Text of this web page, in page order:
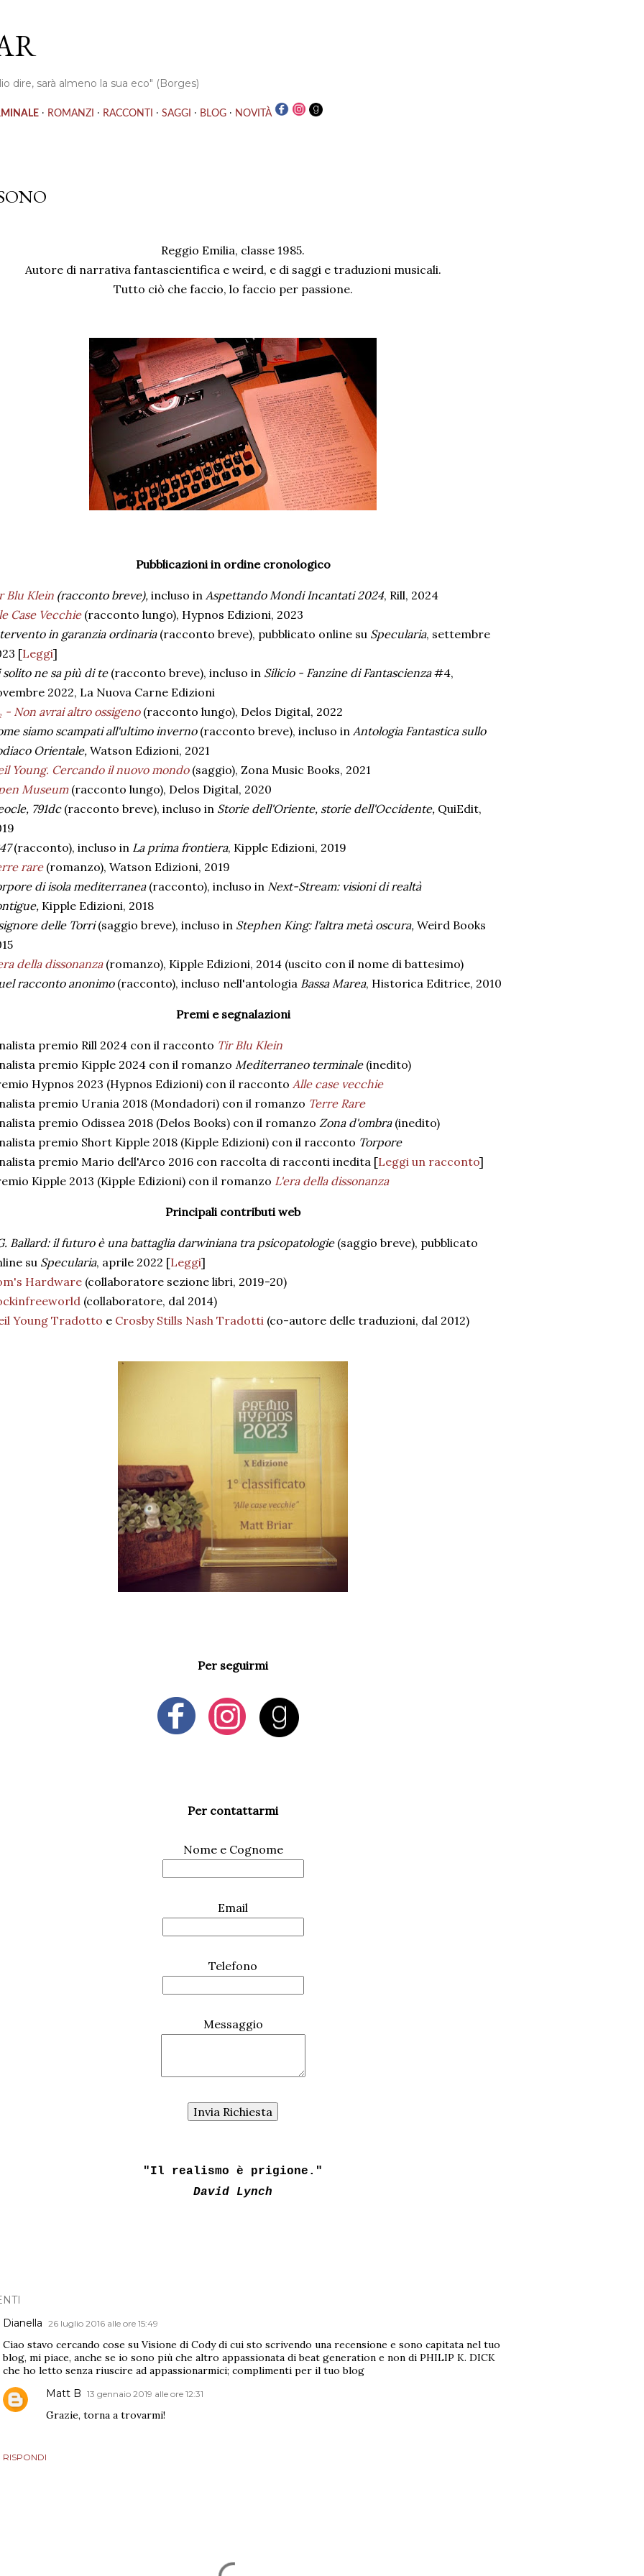
dire, sarà almeno la sua eco" (Borges)
· ROMANZI · RACCONTI · SAGGI · BLOG · NOVITÀ
Reggio Emilia, classe 1985.
Autore di narrativa fantascientifica e weird, e di saggi e traduzioni musicali.
Tutto ciò che faccio, lo faccio per passione.
Pubblicazioni in ordine cronologico
Blu Klein (racconto breve), incluso in Aspettando Mondi Incantati 2024, Rill, 2024
Case Vecchie(racconto lungo), Hypnos Edizioni, 2023
in garanzia ordinaria(racconto breve), pubblicato online su Specularia, settembre
[Leggi]
solito ne sa più di te (racconto breve), incluso in Silicio - Fanzine di Fantascienza#4,
2022, La Nuova Carne Edizioni
- Non avrai altro ossigeno(racconto lungo), Delos Digital, 2022
siamo scampati all'ultimo inverno(racconto breve), incluso in Antologia Fantastica sullo
Orientale, Watson Edizioni, 2021
Young. Cercando il nuovo mondo(saggio), Zona Music Books, 2021
Museum (racconto lungo), Delos Digital, 2020
791dc(racconto breve), incluso in Storie dell'Oriente, storie dell'Occidente, QuiEdit,
(racconto), incluso in La prima frontiera, Kipple Edizioni, 2019
rare(romanzo), Watson Edizioni, 2019
di isola mediterranea (racconto), incluso in Next-Stream: visioni di realtà
Kipple Edizioni, 2018
delle Torri(saggio breve), incluso in Stephen King: l'altra metà oscura, Weird Books
della dissonanza (romanzo), Kipple Edizioni, 2014 (uscito con il nome di battesimo)
racconto anonimo (racconto), incluso nell'antologia Bassa Marea, Historica Editrice, 2010
Premi e segnalazioni
premio Rill 2024 con il racconto Tir Blu Klein
premio Kipple 2024 con il romanzo Mediterraneo terminale (inedito)
Hypnos 2023 (Hypnos Edizioni) con il racconto Alle case vecchie
premio Urania 2018 (Mondadori) con il romanzo Terre Rare
premio Odissea 2018 (Delos Books) con il romanzo Zona d'ombra (inedito)
premio Short Kipple 2018 (Kipple Edizioni) con il racconto Torpore
premio Mario dell'Arco 2016 con raccolta di racconti inedita [Leggi un racconto]
Kipple 2013 (Kipple Edizioni) con il romanzo L'era della dissonanza
Principali contributi web
Ballard: il futuro è una battaglia darwiniana tra psicopatologie(saggio breve), pubblicato
su Specularia, aprile 2022 [Leggi]
Hardware (collaboratore sezione libri, 2019-20)
(collaboratore, dal 2014)
Young Tradotto e Crosby Stills Nash Tradotti (co-autore delle traduzioni, dal 2012)
Per seguirmi
Per contattarmi
Nome e Cognome
Email
Telefono
Messaggio
"Il realismo è prigione."
David Lynch
Dianella 26 luglio 2016 alle ore 15:49
Ciao stavo cercando cose su Visione di Cody di cui sto scrivendo una recensione e sono capitata nel tuo
blog, mi piace, anche se io sono più che altro appassionata di beat generation e non di PHILIP K. DICK
che ho letto senza riuscire ad appassionarmici; complimenti per il tuo blog
RISPONDI
Matt B 13 gennaio 2019 alle ore 12:31
Grazie, torna a trovarmi!